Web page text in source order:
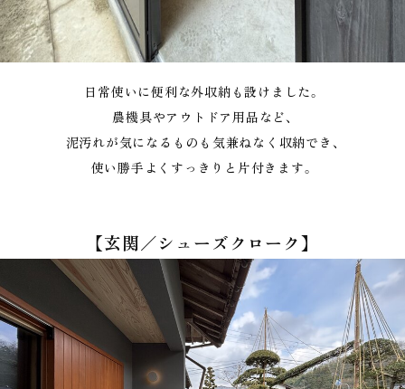
日常使いに便利な外収納も設けました。
農機具やアウトドア用品など、
泥汚れが気になるものも気兼ねなく収納でき、
使い勝手よくすっきりと片付きます。
【玄関／シューズクローク】